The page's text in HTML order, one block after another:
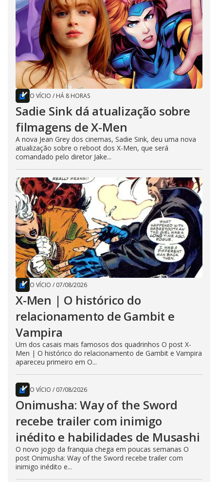
O VÍCIO / HÁ 8 HORAS
Sadie Sink dá atualização sobre
filmagens de X-Men
A nova Jean Grey dos cinemas, Sadie Sink, deu uma nova
atualização sobre o reboot dos X-Men, que será
comandado pelo diretor Jake...
O VÍCIO / 07/08/2026
X-Men | O histórico do
relacionamento de Gambit e
Vampira
Um dos casais mais famosos dos quadrinhos O post X-
Men | O histórico do relacionamento de Gambit e Vampira
apareceu primeiro em O...
O VÍCIO / 07/08/2026
Onimusha: Way of the Sword
recebe trailer com inimigo
inédito e habilidades de Musashi
O novo jogo da franquia chega em poucas semanas O
post Onimusha: Way of the Sword recebe trailer com
inimigo inédito e...